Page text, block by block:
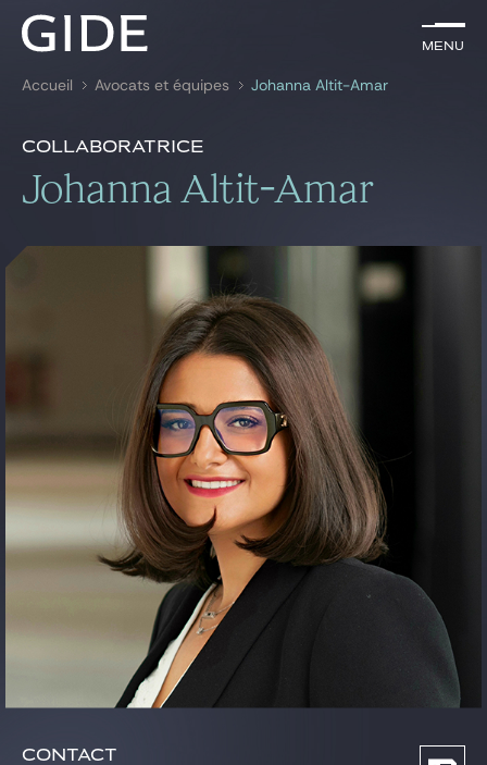
Menu
Rechercher parmots-clés
Menu
Avocats
Expertises
News & insights
Notre cabinet
Carrière
Gide Pro Bono et RSE
Blog Real Estate
Contact
Accueil Avocats et équipes Johanna Altit-Amar
Collaboratrice
Johanna Altit-Amar
Johanna Altit-Amar Présentation
Présentation
News & insights
CONTACT